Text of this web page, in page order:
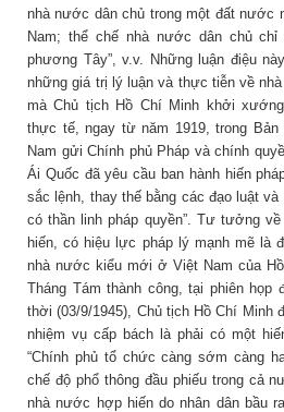
nhà nước dân chủ trong một đất nước
Nam; thể chế nhà nước dân chủ
phương Tây”, v.v. Những luận điệu
những giá trị lý luận và thực tiễn về
mà Chủ tịch Hồ Chí Minh khởi
thực tế, ngay từ năm 1919, trong Bản
Nam gửi Chính phủ Pháp và chính
Ái Quốc đã yêu cầu ban hành hiến
sắc lệnh, thay thế bằng các đạo luật và
có thần linh pháp quyền”. Tư tưởng
hiến, có hiệu lực pháp lý mạnh mẽ là
nhà nước kiểu mới ở Việt Nam của
Tháng Tám thành công, tại phiên họp
thời (03/9/1945), Chủ tịch Hồ Chí Minh
nhiệm vụ cấp bách là phải có một
“Chính phủ tổ chức càng sớm càng
chế độ phổ thông đầu phiếu trong cả
nhà nước hợp hiến do nhân dân bầu